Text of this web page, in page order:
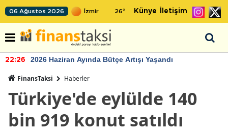
06 Ağustos 2026 26° Künye İletişim
22:26 2026 Haziran Ayında Bütçe Artışı Yaşandı
FinansTaksi Haberler
Türkiye'de eylülde 140
bin 919 konut satıldı